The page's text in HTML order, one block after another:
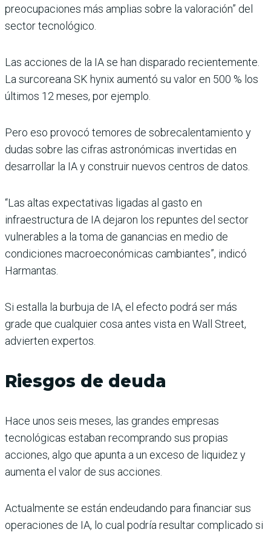
preocupaciones más amplias sobre la valoración” del
sector tecnológico.
Las acciones de la IA se han disparado recientemente.
La surcoreana SK hynix aumentó su valor en 500 % los
últimos 12 meses, por ejemplo.
Pero eso provocó temores de sobrecalentamiento y
dudas sobre las cifras astronómicas invertidas en
desarrollar la IA y construir nuevos centros de datos.
“Las altas expectativas ligadas al gasto en
infraestructura de IA dejaron los repuntes del sector
vulnerables a la toma de ganancias en medio de
condiciones macroeconómicas cambiantes”, indicó
Harmantas.
Si estalla la burbuja de IA, el efecto podrá ser más
grade que cualquier cosa antes vista en Wall Street,
advierten expertos.
Riesgos de deuda
Hace unos seis meses, las grandes empresas
tecnológicas estaban recomprando sus propias
acciones, algo que apunta a un exceso de liquidez y
aumenta el valor de sus acciones.
Actualmente se están endeudando para financiar sus
operaciones de IA, lo cual podría resultar complicado si